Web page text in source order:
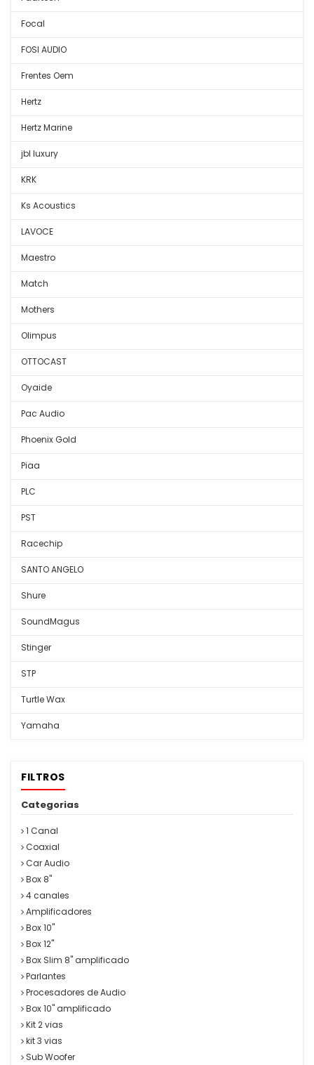
Focal
FOSI AUDIO
Frentes Oem
Hertz
Hertz Marine
jbl luxury
KRK
Ks Acoustics
LAVOCE
Maestro
Match
Mothers
Olimpus
OTTOCAST
Oyaide
Pac Audio
Phoenix Gold
Piaa
PLC
PST
Racechip
SANTO ANGELO
Shure
SoundMagus
Stinger
STP
Turtle Wax
Yamaha
FILTROS
Categorias
1 Canal
Coaxial
Car Audio
Box 8"
4 canales
Amplificadores
Box 10"
Box 12"
Box Slim 8" amplificado
Parlantes
Procesadores de Audio
Box 10" amplificado
Kit 2 vias
kit 3 vias
Sub Woofer